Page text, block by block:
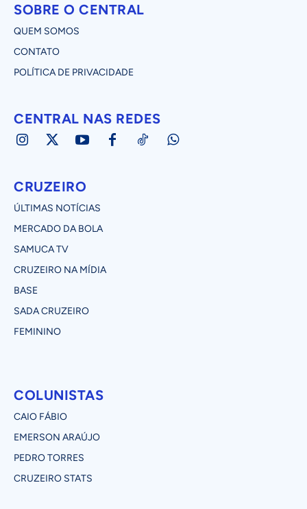
SOBRE O CENTRAL
QUEM SOMOS
CONTATO
POLÍTICA DE PRIVACIDADE
CENTRAL NAS REDES
CRUZEIRO
ÚLTIMAS NOTÍCIAS
MERCADO DA BOLA
SAMUCA TV
CRUZEIRO NA MÍDIA
BASE
SADA CRUZEIRO
FEMININO
COLUNISTAS
CAIO FÁBIO
EMERSON ARAÚJO
PEDRO TORRES
CRUZEIRO STATS